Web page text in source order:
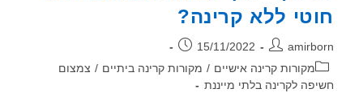
ללא קרינה?
פורסם:
15/11/2022
מקורות קרינה אישיים / מקורות קרינה ביתיים / צמצום
לקרינה בלתי מייננת